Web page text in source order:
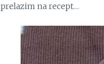
prelazim na recept…